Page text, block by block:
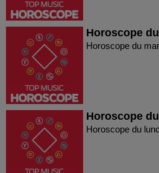
Horoscope
Horoscope du
Horoscope
Horoscope du